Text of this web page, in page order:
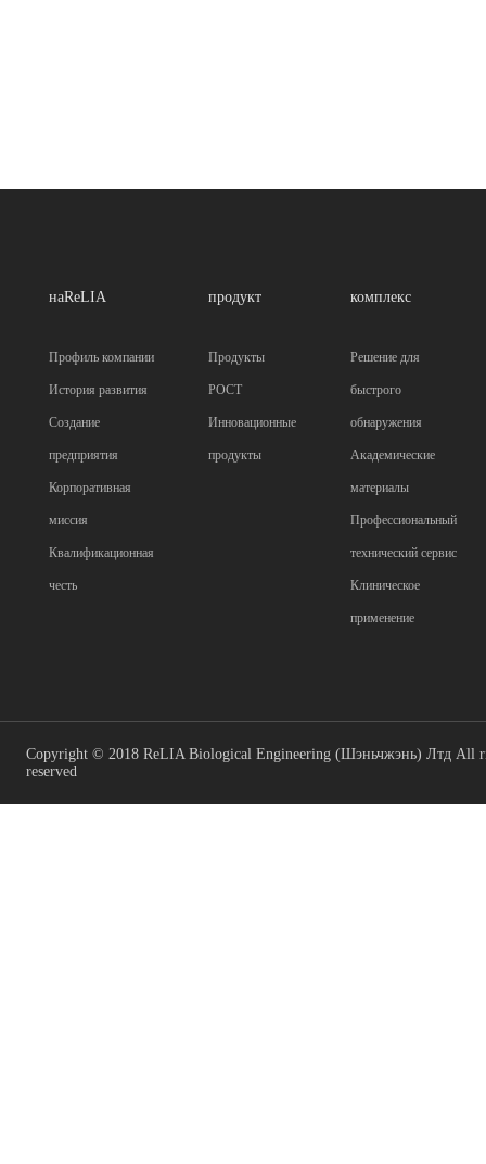
наReLIA
Профиль компании
История развития
Создание
предприятия
Корпоративная
миссия
Квалификационная
честь
продукт
Продукты
POCT
Инновационные
продукты
комплекс
Решение для
быстрого
обнаружения
Академические
материалы
Профессиональный
технический сервис
Клиническое
применение
Copyright © 2018 ReLIA Biological Engineering (Шэньчжэнь) Лтд All
reserved